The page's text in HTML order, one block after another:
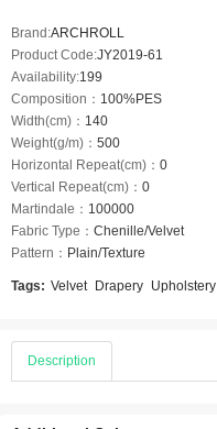
Brand:ARCHROLL
Product Code:JY2019-61
Availability:199
Composition： 100%PES
Width(cm)： 140
Weight(g/m)： 500
Horizontal Repeat(cm)： 0
Vertical Repeat(cm)： 0
Martindale： 100000
Fabric Type： Chenille/Velvet
Pattern： Plain/Texture
Tags: Velvet Drapery Upholstery
Description